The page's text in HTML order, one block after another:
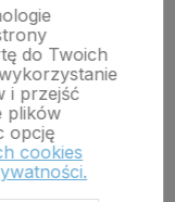
do Twoich
i przejść
plików
opcję
cookies